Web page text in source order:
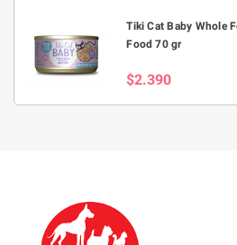
Tiki Cat Baby Whole
Food 70 gr
$2.390